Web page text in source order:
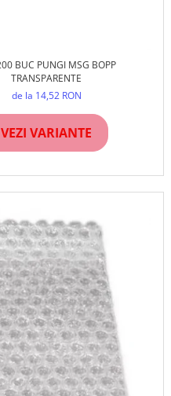
BUC PUNGI MSG BOPP
TRANSPARENTE
de la 14,52 RON
VEZI VARIANTE